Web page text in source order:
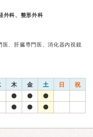
外科、整形外科
、肝臓専門医、消化器内視鏡
木 金 土 日 祝